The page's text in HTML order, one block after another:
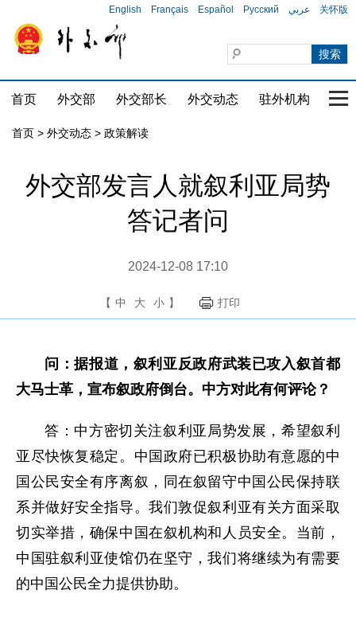
English Français Español Русский عربي 关怀版
首页 外交部 外交部长 外交动态 驻外机构 国
首页 > 外交动态 > 政策解读
外交部发言人就叙利亚局势
答记者问
2024-12-08 17:10
【 中 大 小 】 打印
问：据报道，叙利亚反政府武装已攻入叙首都
大马士革，宣布叙政府倒台。中方对此有何评论？
答：中方密切关注叙利亚局势发展，希望叙利
亚尽快恢复稳定。中国政府已积极协助有意愿的中
国公民安全有序离叙，同在叙留守中国公民保持联
系并做好安全指导。我们敦促叙利亚有关方面采取
切实举措，确保中国在叙机构和人员安全。当前，
中国驻叙利亚使馆仍在坚守，我们将继续为有需要
的中国公民全力提供协助。